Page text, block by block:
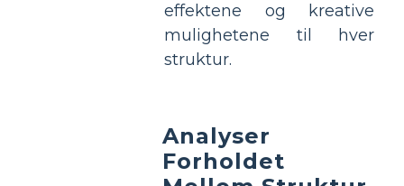
effektene og kreative
mulighetene til hver
struktur.
Analyser
Forholdet